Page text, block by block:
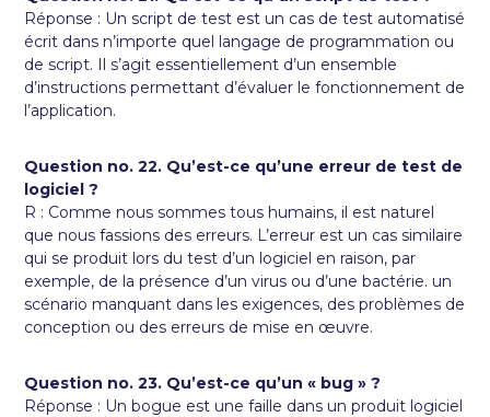
Réponse : Un script de test est un cas de test automatisé
écrit dans n’importe quel langage de programmation ou
de script. Il s’agit essentiellement d’un ensemble
d’instructions permettant d’évaluer le fonctionnement de
l’application.
Question no. 22. Qu’est-ce qu’une erreur de test de
logiciel ?
R : Comme nous sommes tous humains, il est naturel
que nous fassions des erreurs. L’erreur est un cas similaire
qui se produit lors du test d’un logiciel en raison, par
exemple, de la présence d’un virus ou d’une bactérie. un
scénario manquant dans les exigences, des problèmes de
conception ou des erreurs de mise en œuvre.
Question no. 23. Qu’est-ce qu’un « bug » ?
Réponse : Un bogue est une faille dans un produit logiciel